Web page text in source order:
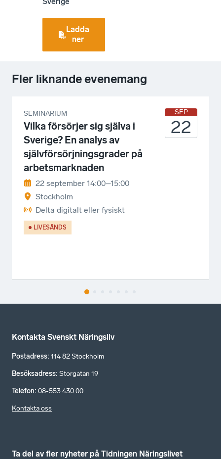
Ladda
ner
Fler liknande evenemang
SEMINARIUM
Vilka försörjer sig själva i
Sverige? En analys av
självförsörjningsgrader på
arbetsmarknaden
22 september 14:00–15:00
Stockholm
Delta digitalt eller fysiskt
LIVESÄNDS
SEP
22
Kontakta Svenskt Näringsliv
Postadress: 114 82 Stockholm
Besöksadress: Storgatan 19
Telefon: 08-553 430 00
Kontakta oss
Ta del av fler nyheter på Tidningen Näringslivet